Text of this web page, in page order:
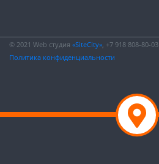
© 2021 Web студия «SiteCity», +7 918 808-80-03
Политика конфиденциальности